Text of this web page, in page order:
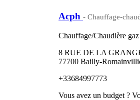
Acph - Chauffage-
Chauffage/Chaudière gaz
8 RUE DE LA
77700 Bailly-
+33684997773
Vous avez un budget ?